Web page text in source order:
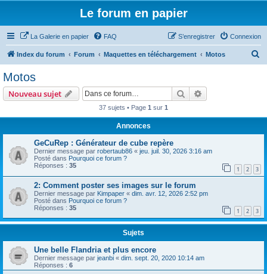
Le forum en papier
La Galerie en papier FAQ Connexion
S’enregistrer
Index du forum Forum Maquettes en téléchargement Motos
Motos
Nouveau sujet Rechercher
37 sujets • Page 1 sur 1
Annonces
GeCuRep : Générateur de cube repère
Dernier message par robertaub86 « jeu. juil. 30, 2026 3:16 am
Posté dans Pourquoi ce forum ?
Réponses : 35 1 2 3
2: Comment poster ses images sur le forum
Dernier message par Kimpaper « dim. avr. 12, 2026 2:52 pm
Posté dans Pourquoi ce forum ?
Réponses : 35 1 2 3
Sujets
Une belle Flandria et plus encore
Dernier message par jeanbi « dim. sept. 20, 2020 10:14 am
Réponses : 6